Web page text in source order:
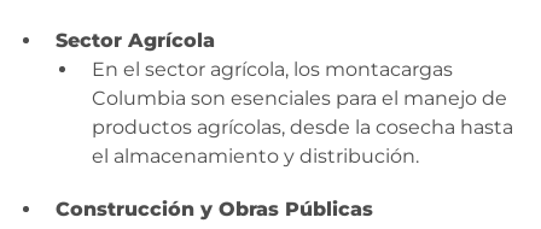
Sector Agrícola
En el sector agrícola, los montacargas
Columbia son esenciales para el manejo de
productos agrícolas, desde la cosecha hasta
el almacenamiento y distribución.
Construcción y Obras Públicas